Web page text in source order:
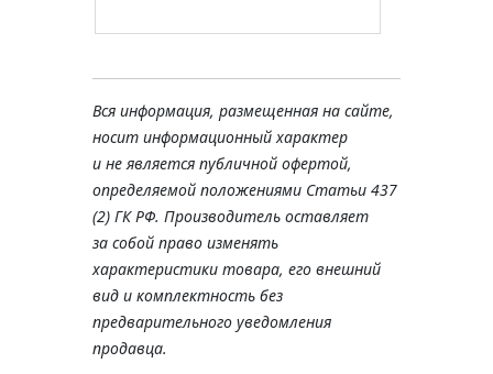
Вся информация, размещенная на сайте,
носит информационный характер
и не является публичной офертой,
определяемой положениями Статьи 437
(2) ГК РФ. Производитель оставляет
за собой право изменять
характеристики товара, его внешний
вид и комплектность без
предварительного уведомления
продавца.